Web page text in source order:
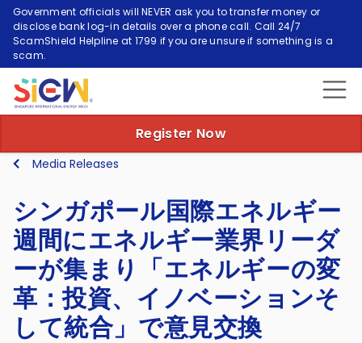
Government officials will NEVER ask you to transfer money or
disclose bank log-in details over a phone call. Call 24/7
ScamShield Helpline at 1799 if you are unsure if something is a
scam.
Register Now
Media Releases
シンガポール国際エネルギー
週間にエネルギー業界リーダ
ーが集まり「エネルギーの変
革：投資、イノベーションそ
して統合」で意見交換